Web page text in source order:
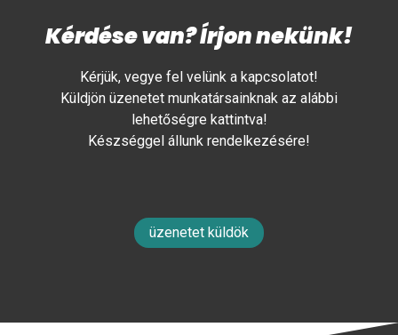
Kérdése van? Írjon nekünk!
Kérjük, vegye fel velünk a kapcsolatot!
Küldjön üzenetet munkatársainknak az alábbi
lehetőségre kattintva!
Készséggel állunk rendelkezésére!
üzenetet küldök